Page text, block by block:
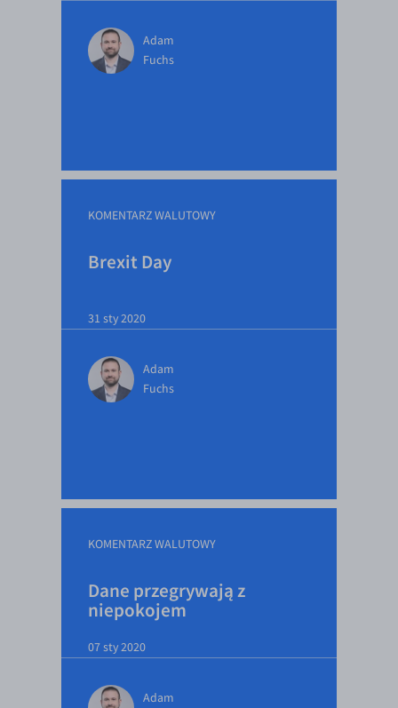
Adam
Fuchs
KOMENTARZ WALUTOWY
Brexit Day
31 sty 2020
Adam
Fuchs
KOMENTARZ WALUTOWY
Dane przegrywają z
niepokojem
07 sty 2020
Adam